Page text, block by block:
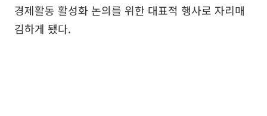
경제활동 활성화 논의를 위한 대표적 행사로 자리매
김하게 됐다.